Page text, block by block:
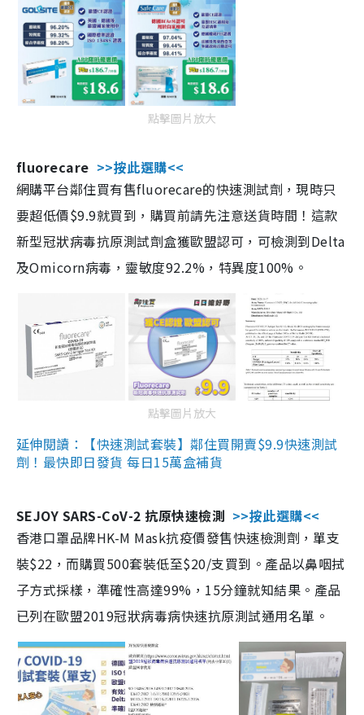
點擊圖片放大
fluorecare >>按此選購<<
網購平台鄰住買有售fluorecare的快速測試劑，現時只
要超低價$9.9就買到，購買前請先注意送貨時間！這款
新型冠狀病毒抗原測試劑盒獲歐盟認可，可檢測到Delta
及Omicorn病毒，靈敏度92.2%，特異度100%。
點擊圖片放大
延伸閱讀：【快速測試套裝】鄰住買開賣$9.9快速測試
劑！最快即日發貨 每日15萬盒補貨
SEJOY SARS-CoV-2 抗原快速檢測 >>按此選購<<
香港口罩品牌HK-M Mask抗疫價發售快速檢測劑，單支
裝$22，而購買500套裝低至$20/支買到。產品以鼻咽拭
子方式採樣，準確性高達99%，15分鐘就知結果。產品
已列在歐盟2019冠狀病毒病快速抗原測試通用名單。